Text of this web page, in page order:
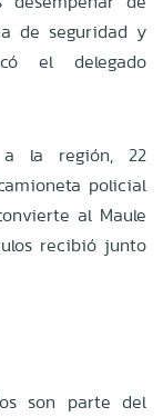
de seguridad y
el delegado
la región, 22
policial
al Maule
recibió junto
son parte del